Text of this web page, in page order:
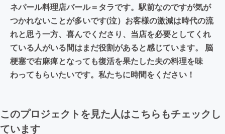
ネパール料理店バール＝タラです。駅前なのですが気が
つかれないことが多いです(泣）お客様の激減は時代の流
れと思う一方、喜んでくださり、当店を必要としてくれ
ている人がいる間はまだ役割があると感じています。 脳
梗塞で右麻痺となっても復活を果たした夫の料理を味
わってもらいたいです。私たちに時間をください！
このプロジェクトを見た人はこちらもチェックし
ています